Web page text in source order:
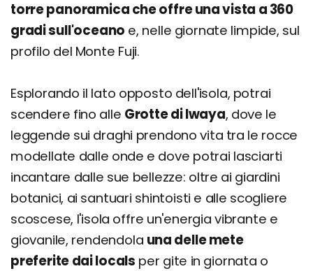
torre panoramica che offre una vista a 360
gradi sull'oceano e, nelle giornate limpide, sul
profilo del Monte Fuji.
Esplorando il lato opposto dell'isola, potrai
scendere fino alle Grotte di Iwaya, dove le
leggende sui draghi prendono vita tra le rocce
modellate dalle onde e dove potrai lasciarti
incantare dalle sue bellezze: oltre ai giardini
botanici, ai santuari shintoisti e alle scogliere
scoscese, l'isola offre un'energia vibrante e
giovanile, rendendola una delle mete
preferite dai locals per gite in giornata o